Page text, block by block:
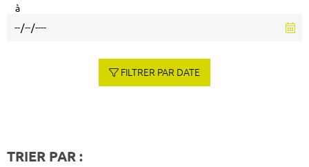
à
FILTRER PAR DATE
TRIER PAR :